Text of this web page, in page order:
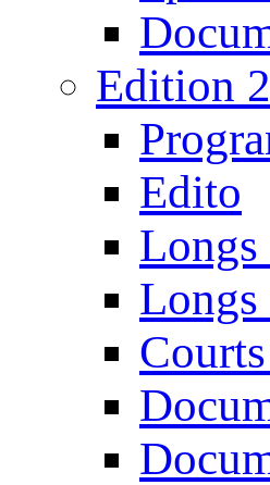
Edition
Edito
Longs
Longs